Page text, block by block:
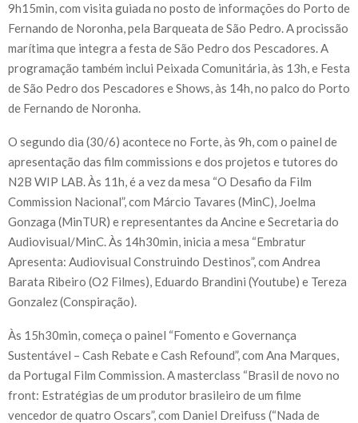
9h15min, com visita guiada no posto de informações do Porto de
Fernando de Noronha, pela Barqueata de São Pedro. A procissão
marítima que integra a festa de São Pedro dos Pescadores. A
programação também inclui Peixada Comunitária, às 13h, e Festa
de São Pedro dos Pescadores e Shows, às 14h, no palco do Porto
de Fernando de Noronha.
O segundo dia (30/6) acontece no Forte, às 9h, com o painel de
apresentação das film commissions e dos projetos e tutores do
N2B WIP LAB. Às 11h, é a vez da mesa “O Desafio da Film
Commission Nacional”, com Márcio Tavares (MinC), Joelma
Gonzaga (MinTUR) e representantes da Ancine e Secretaria do
Audiovisual/MinC. Às 14h30min, inicia a mesa “Embratur
Apresenta: Audiovisual Construindo Destinos”, com Andrea
Barata Ribeiro (O2 Filmes), Eduardo Brandini (Youtube) e Tereza
Gonzalez (Conspiração).
Às 15h30min, começa o painel “Fomento e Governança
Sustentável – Cash Rebate e Cash Refound”, com Ana Marques,
da Portugal Film Commission. A masterclass “Brasil de novo no
front: Estratégias de um produtor brasileiro de um filme
vencedor de quatro Oscars”, com Daniel Dreifuss (“Nada de